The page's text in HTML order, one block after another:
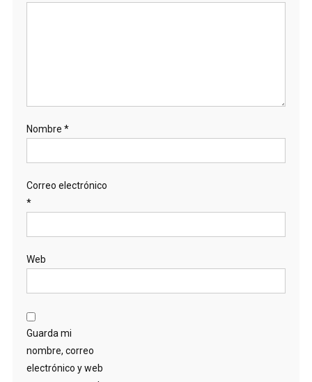
Nombre *
Correo electrónico
*
Web
Guarda mi
nombre, correo
electrónico y web